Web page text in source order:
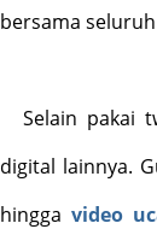
bersama
Selain pakai
digital lainnya.
hinggavideo